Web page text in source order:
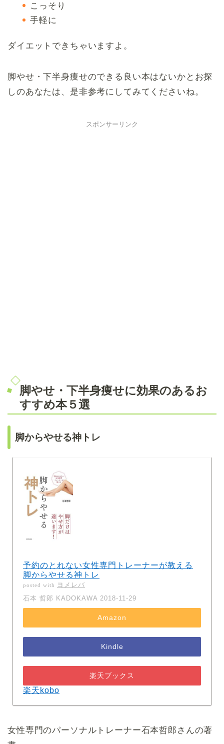
こっそり
手軽に
ダイエットできちゃいますよ。
脚やせ・下半身痩せのできる良い本はないかとお探
しのあなたは、是非参考にしてみてくださいね。
スポンサーリンク
脚やせ・下半身痩せに効果のあるお
すすめ本５選
脚からやせる神トレ
予約のとれない女性専門トレーナーが教える
脚からやせる神トレ
posted with
ヨメレバ
石本 哲郎 KADOKAWA 2018-11-29
Amazon
Kindle
楽天ブックス
楽天kobo
女性専門のパーソナルトレーナー石本哲郎さんの著